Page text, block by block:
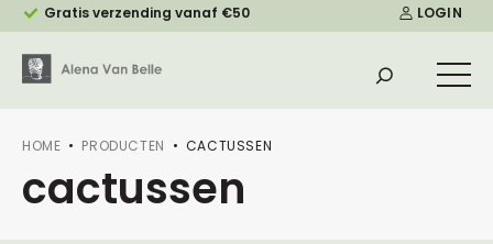
Gratis verzending vanaf €50 LOGIN
HOME PRODUCTEN CACTUSSEN
cactussen